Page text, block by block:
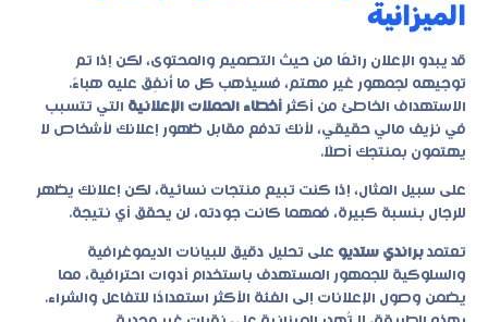
الميزانية
قد يبدو الإعلان رائعًا من حيث التصميم والمحتوى، لكن إذا تم
توجيهه لجمهور غير مهتم، فسيذهب كل ما أُنفِق عليه هباءً.
الاستهداف الخاطئ من أكثر أخطاء الحملات الإعلانية التي تتسبب
في نزيف مالي حقيقي، لأنك تدفع مقابل ظهور إعلانك لأشخاص لا
يهتمون بمنتجك أصلًا.
على سبيل المثال، إذا كنت تبيع منتجات نسائية، لكن إعلانك يظهر
للرجال بنسبة كبيرة، فمهما كانت جودته، لن يحقق أي نتيجة.
تعتمد براندي ستديو على تحليل دقيق للبيانات الديموغرافية
والسلوكية للجمهور المستهدف باستخدام أدوات احترافية، مما
يضمن وصول الإعلانات إلى الفئة الأكثر استعدادًا للتفاعل والشراء.